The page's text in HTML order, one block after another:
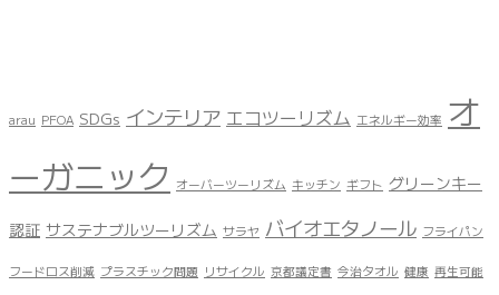
arau PFOA SDGs インテリア エコツーリズム エネルギー効率 オ
ーガニック オーバーツーリズム キッチン ギフト グリーンキー
認証 サステナブルツーリズム サラヤ バイオエタノール フライパン
フードロス削減 プラスチック問題 リサイクル 京都議定書 今治タオル 健康 再生可能